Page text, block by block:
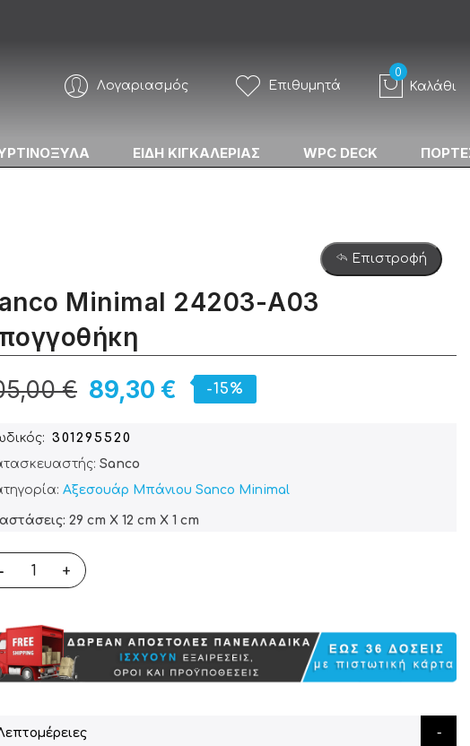
Λογαριασμός Επιθυμητά Καλάθι
ΕΙΔΗ ΚΙΓΚΑΛΕΡΙΑΣ WPC DECK
Επιστροφή
Minimal 24203-Α03
89,30 €
€ -15%
301295520
Sanco
Αξεσουάρ Μπάνιου Sanco Minimal
29 cm X 12 cm X 1 cm
+